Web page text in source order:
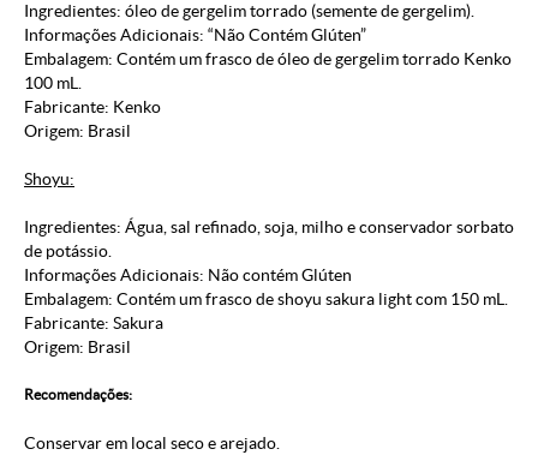
Ingredientes: óleo de gergelim torrado (semente de gergelim).
Informações Adicionais: “Não Contém Glúten”
Embalagem: Contém um frasco de óleo de gergelim torrado Kenko
100 mL.
Fabricante: Kenko
Origem: Brasil
Shoyu:
Ingredientes: Água, sal refinado, soja, milho e conservador sorbato
de potássio.
Informações Adicionais: Não contém Glúten
Embalagem: Contém um frasco de shoyu sakura light com 150 mL.
Fabricante: Sakura
Origem: Brasil
Recomendações:
Conservar em local seco e arejado.